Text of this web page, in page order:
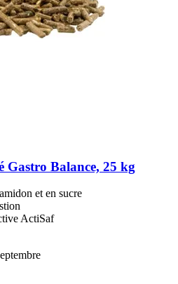
Gastro Balance, 25 kg
et en sucre
ActiSaf